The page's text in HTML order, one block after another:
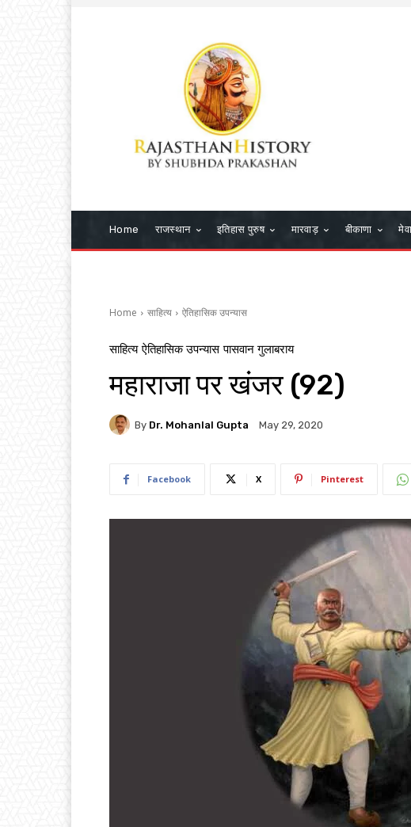
Home राजस्थान इतिहास पुरुष मारवाड़ बीकाणा
Home साहित्य ऐतिहासिक उपन्यास
साहित्य ऐतिहासिक उपन्यास पासवान गुलाबराय
महाराजा पर खंजर (92)
By Dr. Mohanlal Gupta May 29, 2020
Facebook X Pinterest